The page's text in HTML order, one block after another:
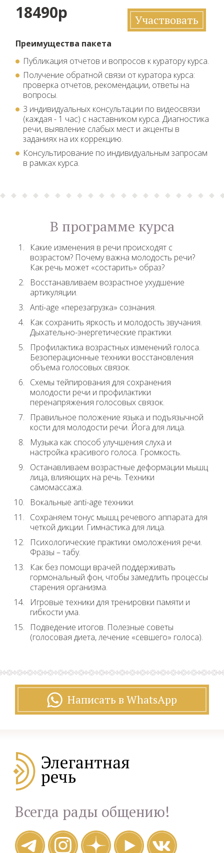
18490р
Участвовать
Преимущества пакета
Публикация отчетов и вопросов к куратору курса.
Получение обратной связи от куратора курса:
проверка отчетов, рекомендации, ответы на
вопросы.
3 индивидуальных консультации по видеосвязи
(каждая - 1 час) с наставником курса. Диагностика
речи, выявление слабых мест и акценты в
заданиях на их коррекцию.
Консультирование по индивидуальным запросам
в рамках курса.
В программе курса
Какие изменения в речи происходят с
возрастом? Почему важна молодость речи?
Как речь может «состарить» образ?
Восстанавливаем возрастное ухудшение
артикуляции.
Anti-age «перезагрузка» сознания.
Как сохранить яркость и молодость звучания.
Дыхательно-энергетические практики.
Профилактика возрастных изменений голоса.
Безоперационные техники восстановления
объема голосовых связок.
Схемы тейпирования для сохранения
молодости речи и профилактики
перенапряжения голосовых связок.
Правильное положение языка и подъязычной
кости для молодости речи. Йога для лица.
Музыка как способ улучшения слуха и
настройка красивого голоса. Громкость.
Останавливаем возрастные деформации мышц
лица, влияющих на речь. Техники
самомассажа.
Вокальные anti-age техники.
Сохраняем тонус мышц речевого аппарата для
четкой дикции. Гимнастика для лица.
Психологические практики омоложения речи.
Фразы – табу.
Как без помощи врачей поддерживать
гормональный фон, чтобы замедлить процессы
старения организма.
Игровые техники для тренировки памяти и
гибкости ума.
Подведение итогов. Полезные советы
(голосовая диета, лечение «севшего» голоса).
Написать в WhatsApp
Всегда рады общению!